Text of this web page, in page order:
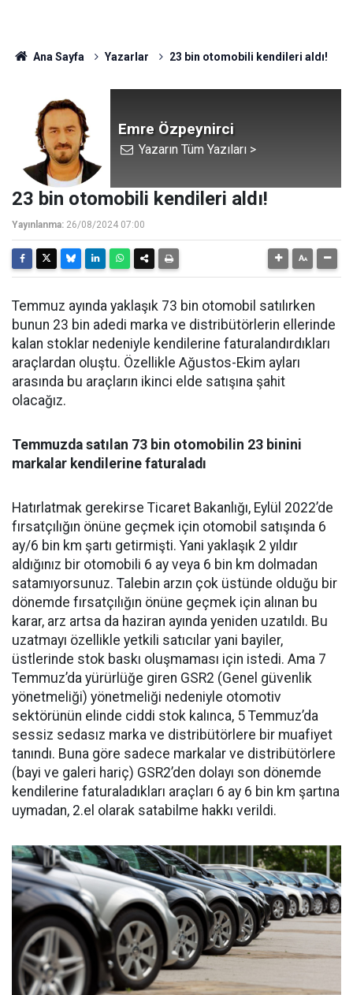
Ana Sayfa Yazarlar 23 bin otomobili kendileri aldı!
Emre Özpeynirci
Yazarın Tüm Yazıları >
23 bin otomobili kendileri aldı!
Yayınlanma: 26/08/2024 07:00
Temmuz ayında yaklaşık 73 bin otomobil satılırken
bunun 23 bin adedi marka ve distribütörlerin ellerinde
kalan stoklar nedeniyle kendilerine faturalandırdıkları
araçlardan oluştu. Özellikle Ağustos-Ekim ayları
arasında bu araçların ikinci elde satışına şahit
olacağız.
Temmuzda satılan 73 bin otomobilin 23 binini
markalar kendilerine faturaladı
Hatırlatmak gerekirse Ticaret Bakanlığı, Eylül 2022’de
fırsatçılığın önüne geçmek için otomobil satışında 6
ay/6 bin km şartı getirmişti. Yani yaklaşık 2 yıldır
aldığınız bir otomobili 6 ay veya 6 bin km dolmadan
satamıyorsunuz. Talebin arzın çok üstünde olduğu bir
dönemde fırsatçılığın önüne geçmek için alınan bu
karar, arz artsa da haziran ayında yeniden uzatıldı. Bu
uzatmayı özellikle yetkili satıcılar yani bayiler,
üstlerinde stok baskı oluşmaması için istedi. Ama 7
Temmuz’da yürürlüğe giren GSR2 (Genel güvenlik
yönetmeliği) yönetmeliği nedeniyle otomotiv
sektörünün elinde ciddi stok kalınca, 5 Temmuz’da
sessiz sedasız marka ve distribütörlere bir muafiyet
tanındı. Buna göre sadece markalar ve distribütörlere
(bayi ve galeri hariç) GSR2’den dolayı son dönemde
kendilerine faturaladıkları araçları 6 ay 6 bin km şartına
uymadan, 2.el olarak satabilme hakkı verildi.